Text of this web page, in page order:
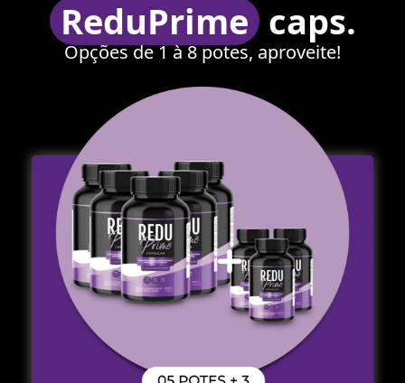
ReduPrime caps.
Opções de 1 à 8 potes, aproveite!